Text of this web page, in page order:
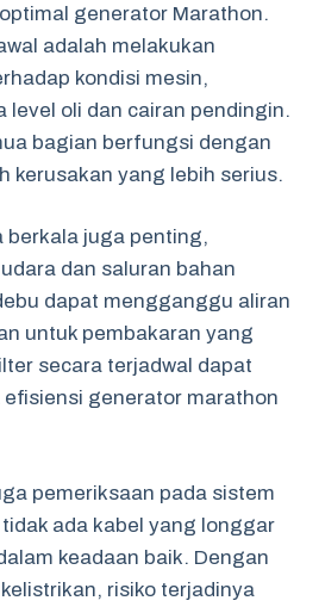
generator Marathon.
adalah melakukan
kondisi mesin,
level oli dan cairan pendingin.
bagian berfungsi dengan
kerusakan yang lebih serius.
berkala juga penting,
dan saluran bahan
dapat mengganggu aliran
untuk pembakaran yang
secara terjadwal dapat
generator marathon
pemeriksaan pada sistem
ada kabel yang longgar
keadaan baik. Dengan
risiko terjadinya